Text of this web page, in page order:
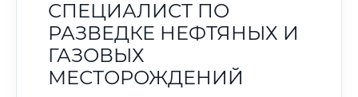
СПЕЦИАЛИСТ ПО
РАЗВЕДКЕ НЕФТЯНЫХ И
ГАЗОВЫХ
МЕСТОРОЖДЕНИЙ